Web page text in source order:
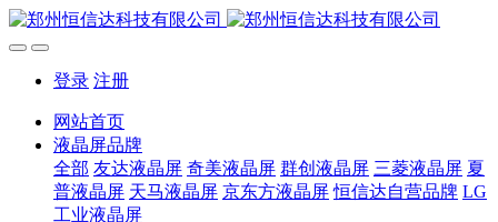
登录 注册
网站首页
液晶屏品牌
全部 友达液晶屏 奇美液晶屏 群创液晶屏 三菱液晶屏 夏
普液晶屏 天马液晶屏 京东方液晶屏 恒信达自营品牌 LG
工业液晶屏